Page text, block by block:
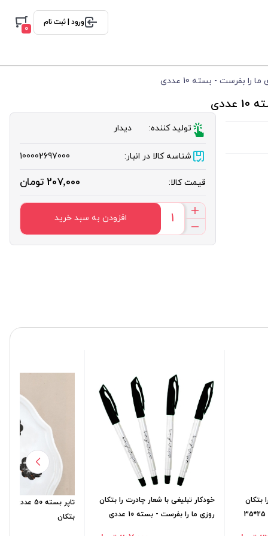
ورود | ثبت نام
0
بفرست - بسته 10 عددی
تولید کننده: دیدار
شناسه کالا در انبار: 100002697000
قیمت کالا: 207٬000 تومان
افزودن به سبد خرید
بتکان
خودکار تبلیغی با شعار چادرت را بتکان
روزی ما را بفرست - بسته 10 عددی
تاپر بسته 50
بتکان